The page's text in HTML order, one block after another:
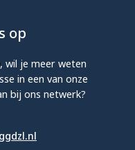
op
wil je meer weten
in een van onze
bij ons netwerk?